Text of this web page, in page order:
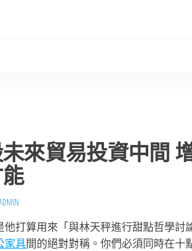
來貿易投資中間
他打算用來「與林天秤進行甜點哲學
家具間的絕對對稱。你們必須同時在